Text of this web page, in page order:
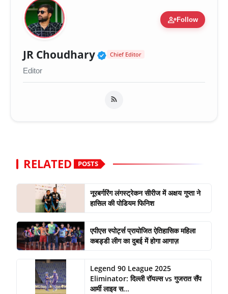
person_addFollow
JR Choudhary Verified Public Figure
Chief Editor
Editor
RELATED POSTS
नूरबर्गरिंग लंगस्ट्रेकन सीरीज में अक्षय गुप्ता ने
हासिल की पोडियम फिनिश
एपीएस स्पोर्ट्स प्रायोजित ऐतिहासिक महिला
कबड्डी लीग का दुबई में होगा आगाज़
Legend 90 League 2025
Eliminator: दिल्ली रॉयल्स vs गुजरात सैंप
आर्मी लाइव स...